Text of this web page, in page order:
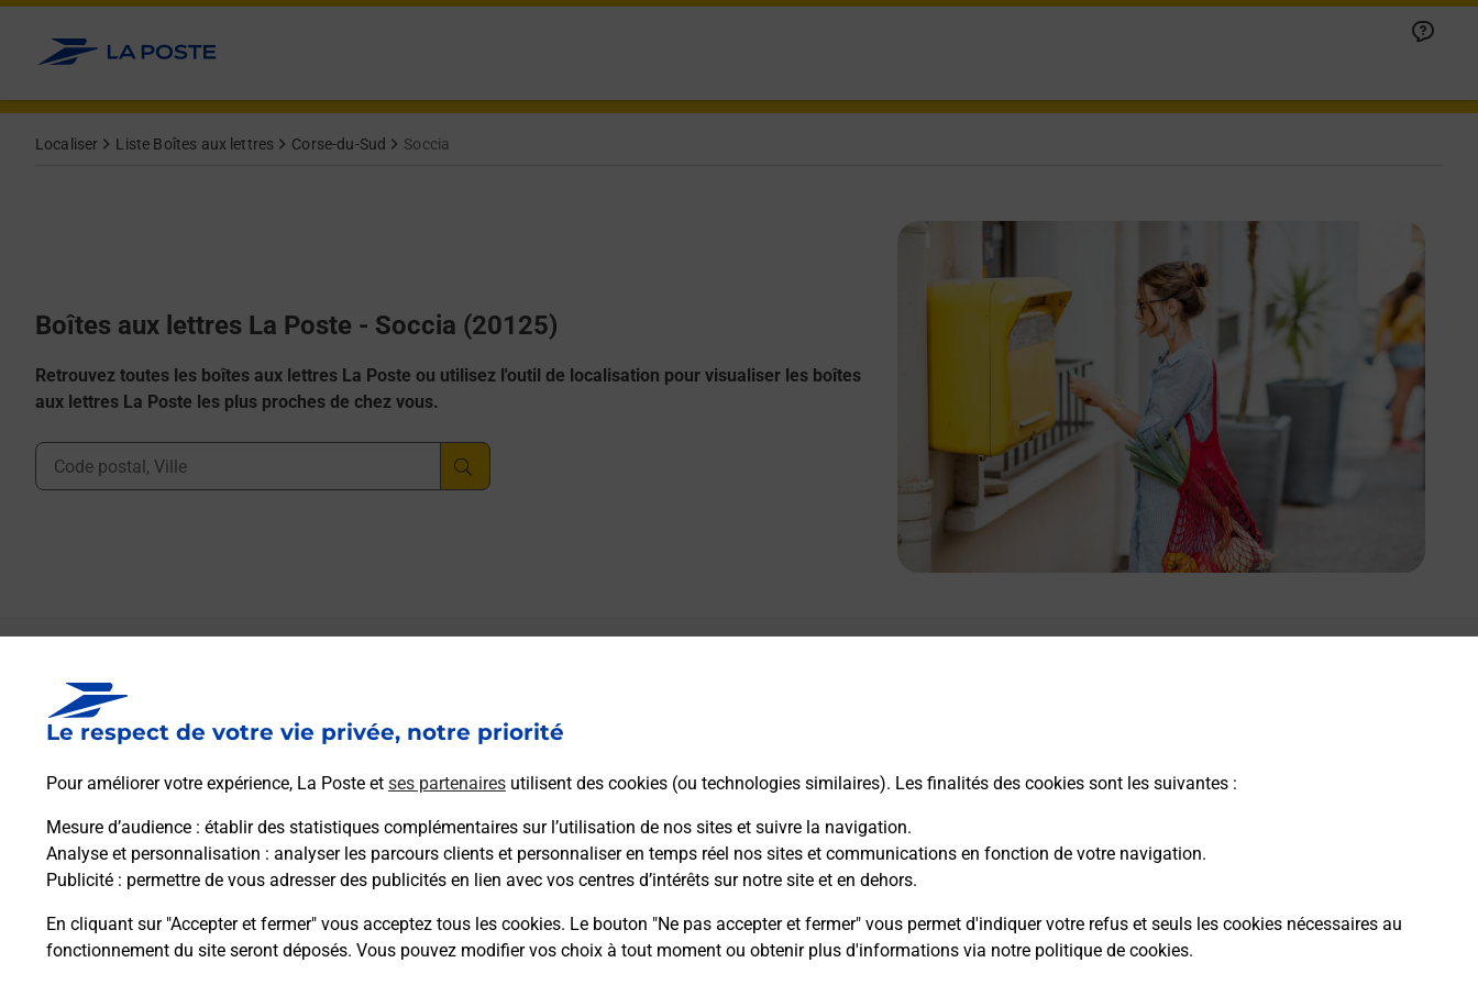
Le respect de votre vie privée, notre priorité
Pour améliorer votre expérience, La Poste et ses partenaires utilisent des cookies (ou technologies similaires). Les finalités des cookies sont les suivantes :
Mesure d’audience : établir des statistiques complémentaires sur l’utilisation de nos sites et suivre la navigation.
Analyse et personnalisation : analyser les parcours clients et personnaliser en temps réel nos sites et communications en fonction de votre navigation.
Publicité : permettre de vous adresser des publicités en lien avec vos centres d’intérêts sur notre site et en dehors.
En cliquant sur "Accepter et fermer" vous acceptez tous les cookies. Le bouton "Ne pas accepter et fermer" vous permet d'indiquer votre refus et seuls les cookies nécessaires au
fonctionnement du site seront déposés. Vous pouvez modifier vos choix à tout moment ou obtenir plus d'informations via notre politique de cookies.
Allez au contenu
Localiser Liste Boîtes aux lettres Corse-du-Sud Soccia
Boîtes aux lettres La Poste - Soccia (20125)
Retrouvez toutes les boîtes aux lettres La Poste ou utilisez l'outil de localisation pour visualiser les boîtes
aux lettres La Poste les plus proches de chez vous.
Ville, Département, Code Postal
Boîte aux lettres La Poste
Prochaine collecte du courrier lundià 09h00
Croce
Itinéraire
Porcaja